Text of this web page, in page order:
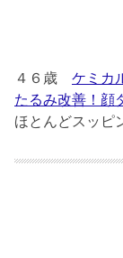
４６歳 ケミカ
たるみ改善！顔
ほとんどスッピ